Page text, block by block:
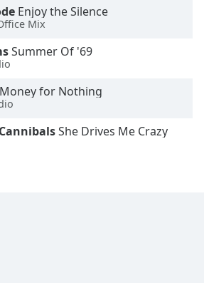
Enjoy the Silence
Mix
Summer Of '69
Money for Nothing
She Drives Me Crazy